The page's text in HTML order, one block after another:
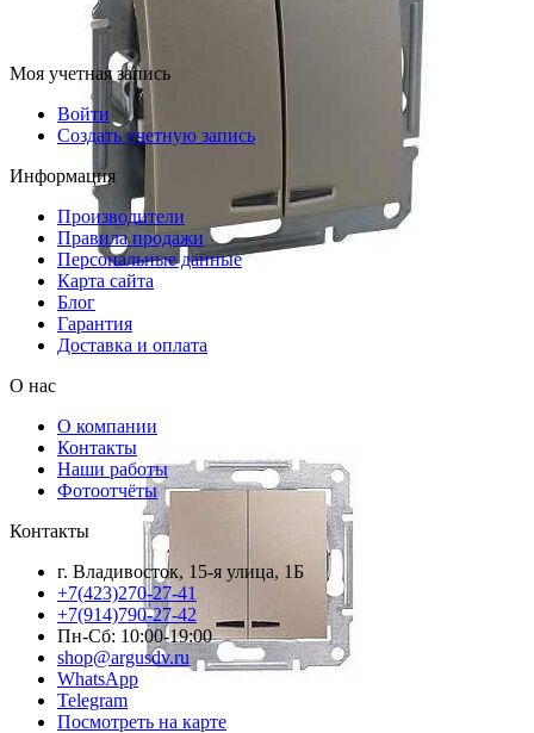
Моя учетная запись
Войти
Создать учетную запись
Информация
Производители
Правила продажи
Персональные данные
Карта сайта
Блог
Гарантия
Доставка и оплата
О нас
О компании
Контакты
Наши работы
Фотоотчёты
Контакты
г. Владивосток, 15-я улица, 1Б
+7(423)270-27-41
+7(914)790-27-42
Пн-Сб: 10:00-19:00
shop@argusdv.ru
WhatsApp
Telegram
Посмотреть на карте